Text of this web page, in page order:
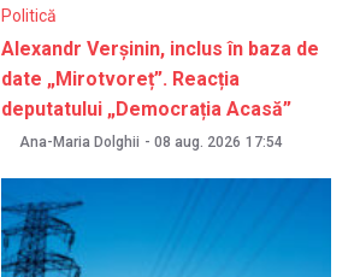
Politică
Alexandr Verșinin, inclus în baza de
date „Mirotvoreț”. Reacția
deputatului „Democrația Acasă”
Ana-Maria Dolghii - 08 aug. 2026 17:54